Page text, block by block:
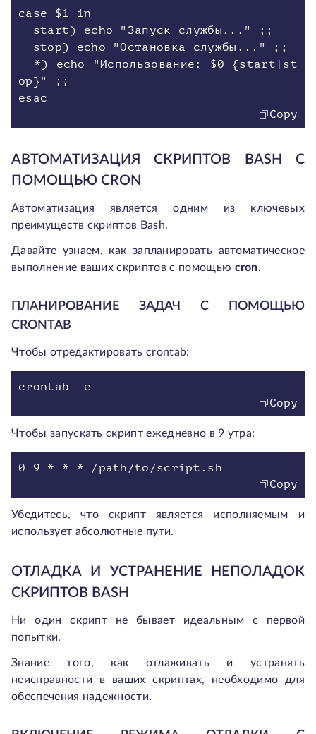
case $1 in
start) echo "Запуск службы..." ;;
stop) echo "Остановка службы..." ;;
*) echo "Использование: $0 {start|st
op}" ;;
esac
Copy
АВТОМАТИЗАЦИЯ СКРИПТОВ BASH С
ПОМОЩЬЮ CRON
Автоматизация является одним из ключевых
преимуществ скриптов Bash.
Давайте узнаем, как запланировать автоматическое
выполнение ваших скриптов с помощью cron.
ПЛАНИРОВАНИЕ ЗАДАЧ С ПОМОЩЬЮ
CRONTAB
Чтобы отредактировать crontab:
crontab -e
Copy
Чтобы запускать скрипт ежедневно в 9 утра:
0 9 * * * /path/to/script.sh
Copy
Убедитесь, что скрипт является исполняемым и
использует абсолютные пути.
ОТЛАДКА И УСТРАНЕНИЕ НЕПОЛАДОК
СКРИПТОВ BASH
Ни один скрипт не бывает идеальным с первой
попытки.
Знание того, как отлаживать и устранять
неисправности в ваших скриптах, необходимо для
обеспечения надежности.